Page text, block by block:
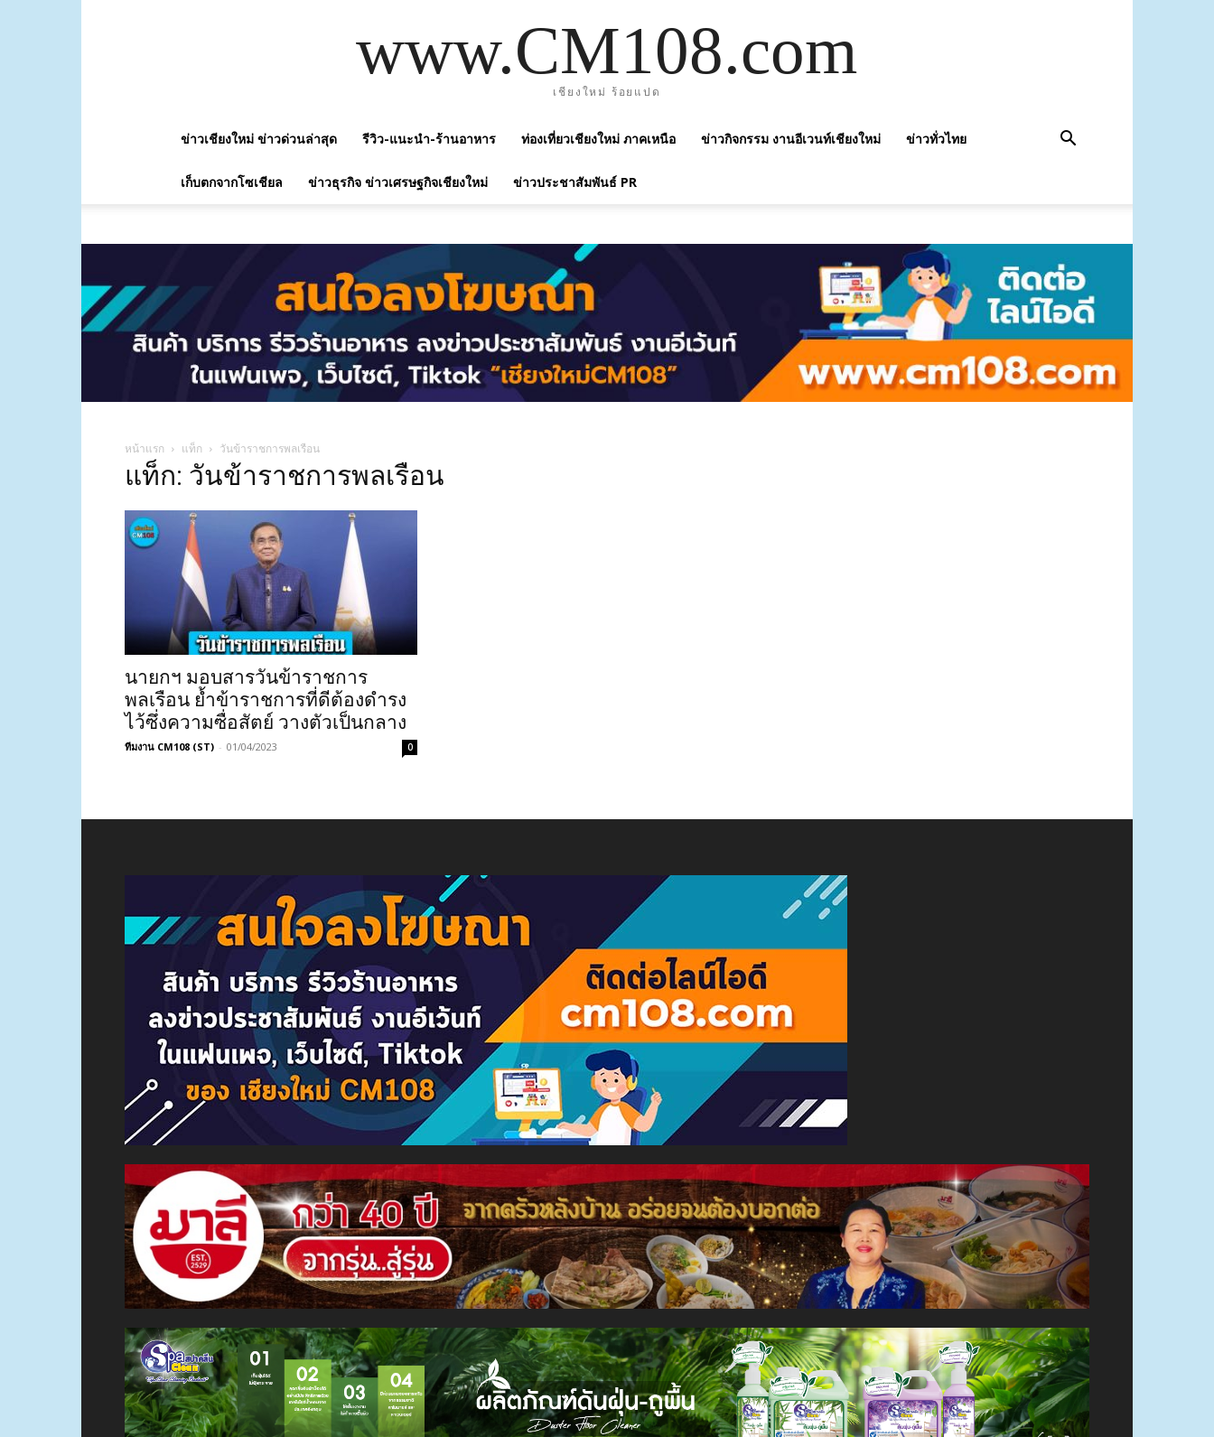
www.CM108.com
เชียงใหม่ ร้อยแปด
ข่าวเชียงใหม่ ข่าวด่วนล่าสุด รีวิว-แนะนำ-ร้านอาหาร ท่องเที่ยวเชียงใหม่ ภาคเหนือ ข่าวกิจกรรม งานอีเวนท์เชียงใหม่ ข่าวทั่วไทย
เก็บตกจากโซเชียล ข่าวธุรกิจ ข่าวเศรษฐกิจเชียงใหม่ ข่าวประชาสัมพันธ์ PR
หน้าแรก แท็ก วันข้าราชการพลเรือน
แท็ก: วันข้าราชการพลเรือน
นายกฯ มอบสารวันข้าราชการ
พลเรือน ย้ำข้าราชการที่ดีต้องดำรง
ไว้ซึ่งความซื่อสัตย์ วางตัวเป็นกลาง
ทีมงาน CM108 (ST) - 01/04/2023 0